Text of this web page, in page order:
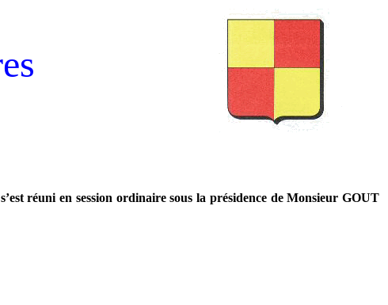
réuni en session ordinaire sous la présidence de Monsieur GOUT